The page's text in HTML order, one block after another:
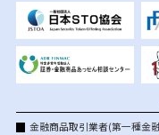
金融商品取引業者(第一種金